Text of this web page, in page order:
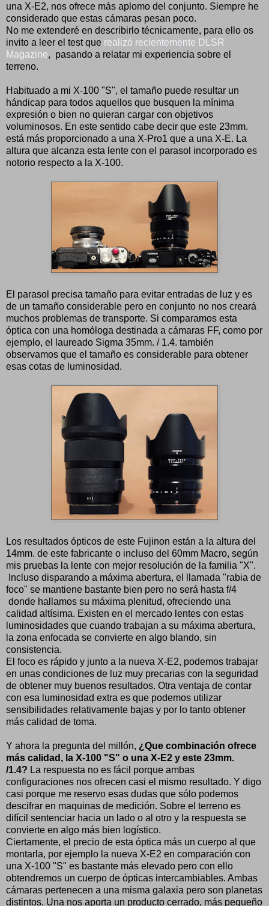
una X-E2, nos ofrece más aplomo del conjunto. Siempre he
considerado que estas cámaras pesan poco.
No me extenderé en describirlo técnicamente, para ello os
invito a leer el test que realizó recientemente DLSR
Magazine, pasando a relatar mi experiencia sobre el
terreno.
Habituado a mi X-100 "S", el tamaño puede resultar un
hándicap para todos aquellos que busquen la mínima
expresión o bien no quieran cargar con objetivos
voluminosos. En este sentido cabe decir que este 23mm.
está más proporcionado a una X-Pro1 que a una X-E. La
altura que alcanza esta lente con el parasol incorporado es
notorio respecto a la X-100.
El parasol precisa tamaño para evitar entradas de luz y es
de un tamaño considerable pero en conjunto no nos creará
muchos problemas de transporte. Si comparamos esta
óptica con una homóloga destinada a cámaras FF, como por
ejemplo, el laureado Sigma 35mm. / 1.4. también
observamos que el tamaño es considerable para obtener
esas cotas de luminosidad.
Los resultados ópticos de este Fujinon están a la altura del
14mm. de este fabricante o incluso del 60mm Macro, según
mis pruebas la lente con mejor resolución de la familia "X".
Incluso disparando a máxima abertura, el llamada "rabia de
foco" se mantiene bastante bien pero no será hasta f/4
donde hallamos su máxima plenitud, ofreciendo una
calidad altísima. Existen en el mercado lentes con estas
luminosidades que cuando trabajan a su máxima abertura,
la zona enfocada se convierte en algo blando, sin
consistencia.
El foco es rápido y junto a la nueva X-E2, podemos trabajar
en unas condiciones de luz muy precarias con la seguridad
de obtener muy buenos resultados. Otra ventaja de contar
con esa luminosidad extra es que podemos utilizar
sensibilidades relativamente bajas y por lo tanto obtener
más calidad de toma.
Y ahora la pregunta del millón, ¿Que combinación ofrece
más calidad, la X-100 "S" o una X-E2 y este 23mm.
/1.4? La respuesta no es fácil porque ambas
configuraciones nos ofrecen casi el mismo resultado. Y digo
casi porque me reservo esas dudas que sólo podemos
descifrar en maquinas de medición. Sobre el terreno es
difícil sentenciar hacia un lado o al otro y la respuesta se
convierte en algo más bien logístico.
Ciertamente, el precio de esta óptica más un cuerpo al que
montarla, por ejemplo la nueva X-E2 en comparación con
una X-100 "S" es bastante más elevado pero con ello
obtendremos un cuerpo de ópticas intercambiables. Ambas
cámaras pertenecen a una misma galaxia pero son planetas
distintos. Una nos aporta un producto cerrado, más pequeño